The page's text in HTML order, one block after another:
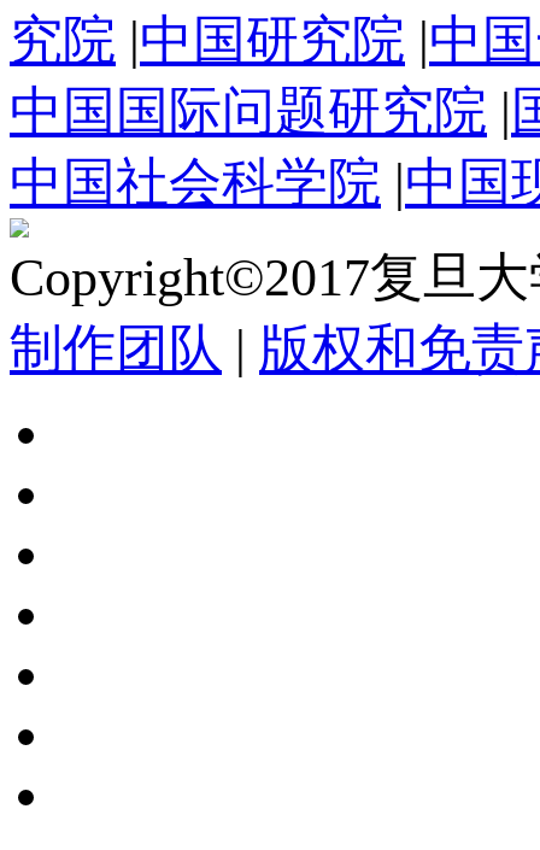
究院 |中国研究院 |中
中国国际问题研究院 |
中国社会科学院 |中国
Copyright©2017复旦
制作团队 | 版权和免责